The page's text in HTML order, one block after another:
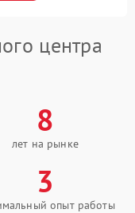
центра
8
лет на рынке
3
опыт работы